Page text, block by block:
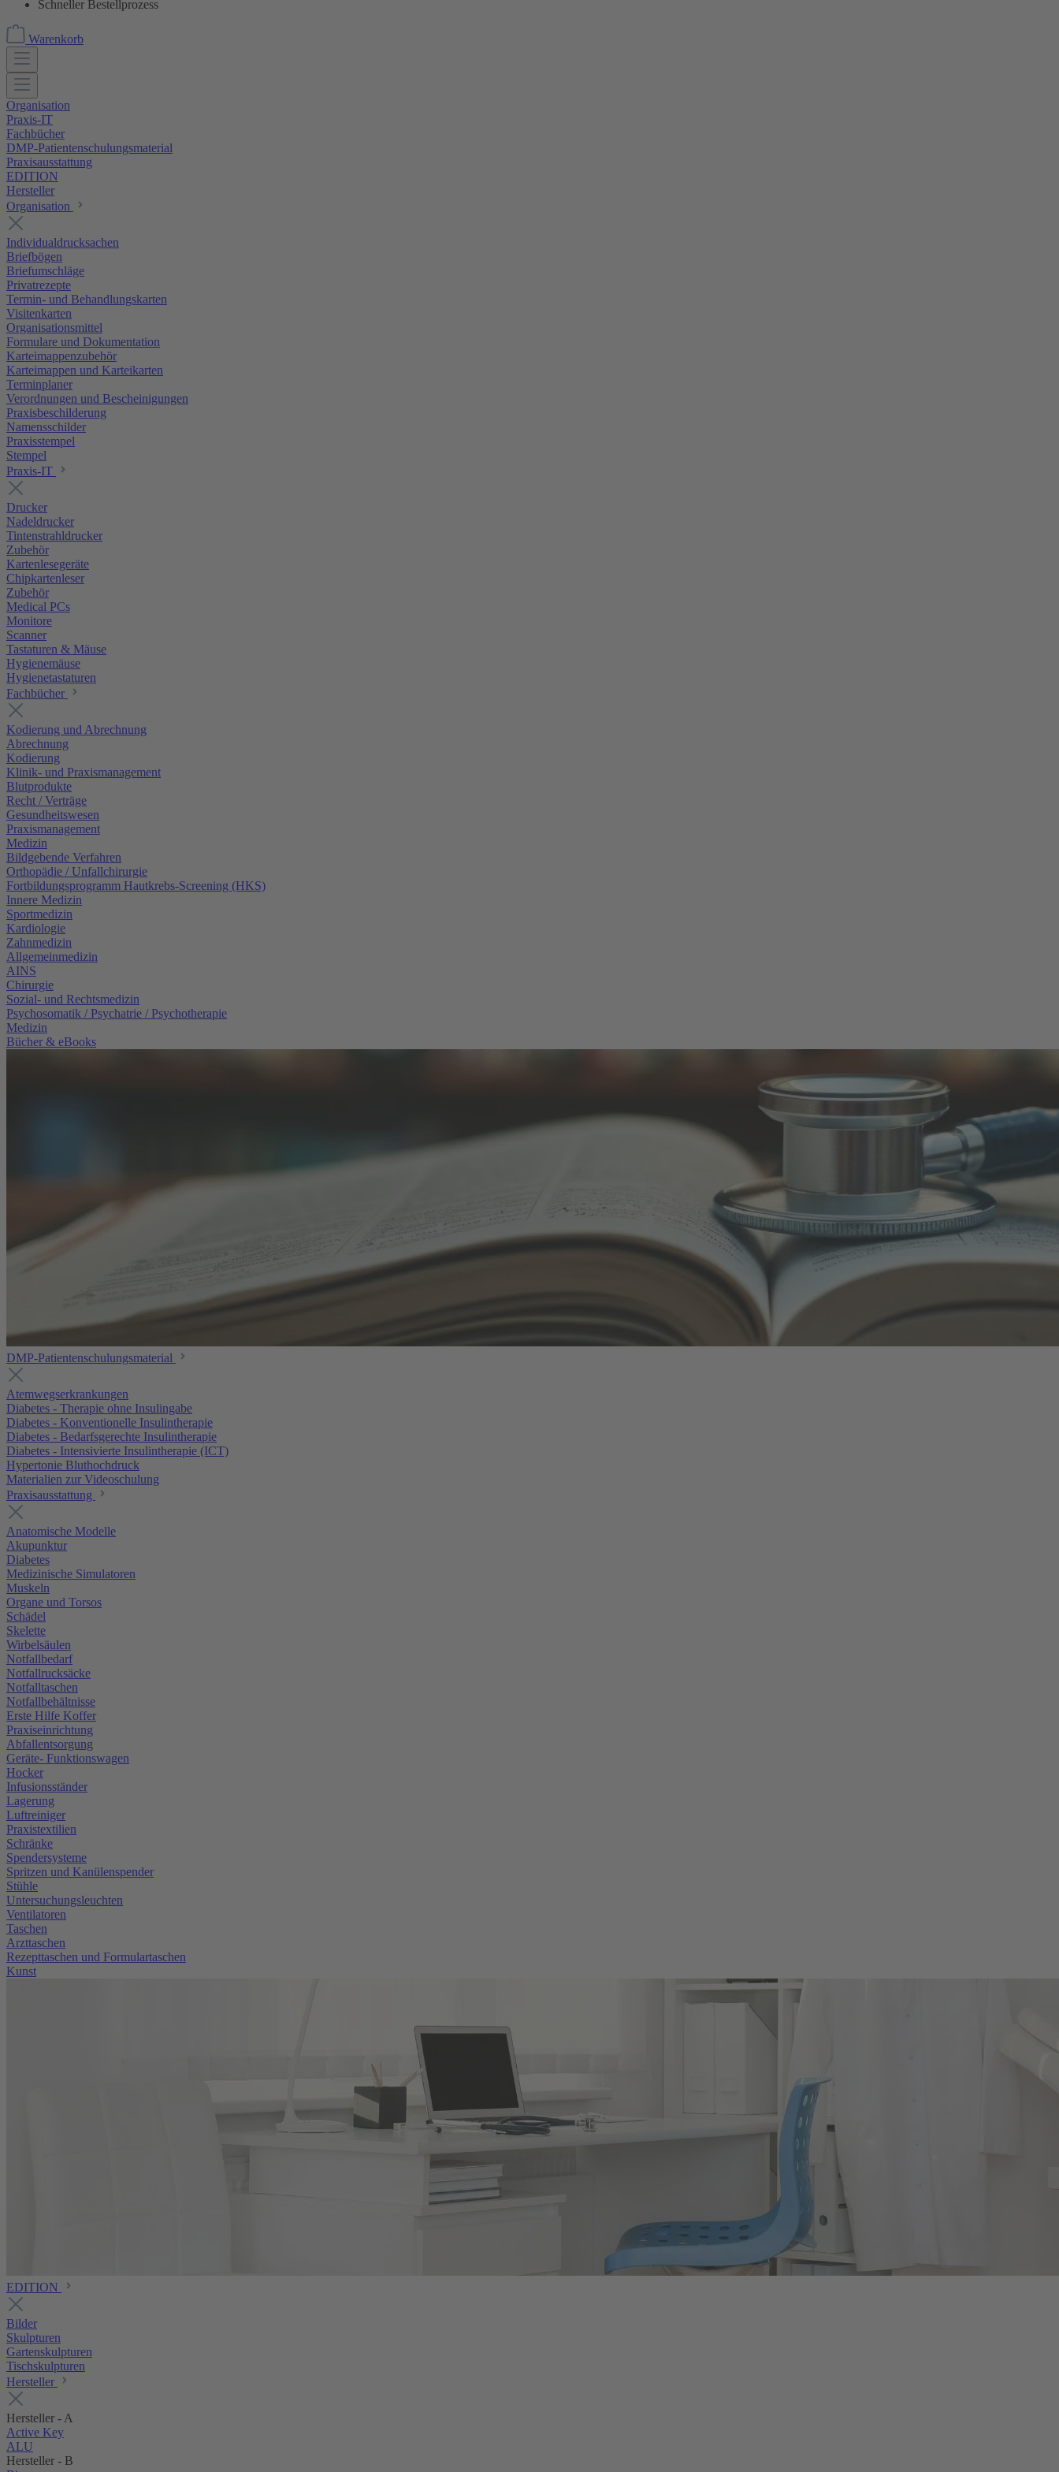
Schneller Bestellprozess
Warenkorb
Organisation
Praxis-IT
Fachbücher
DMP-Patientenschulungsmaterial
Praxisausstattung
EDITION
Hersteller
Organisation
Individualdrucksachen
Briefbögen
Briefumschläge
Privatrezepte
Termin- und Behandlungskarten
Visitenkarten
Organisationsmittel
Formulare und Dokumentation
Karteimappenzubehör
Karteimappen und Karteikarten
Terminplaner
Verordnungen und Bescheinigungen
Praxisbeschilderung
Namensschilder
Praxisstempel
Stempel
Praxis-IT
Drucker
Nadeldrucker
Tintenstrahldrucker
Zubehör
Kartenlesegeräte
Chipkartenleser
Zubehör
Medical PCs
Monitore
Scanner
Tastaturen & Mäuse
Hygienemäuse
Hygienetastaturen
Fachbücher
Kodierung und Abrechnung
Abrechnung
Kodierung
Klinik- und Praxismanagement
Blutprodukte
Recht / Verträge
Gesundheitswesen
Praxismanagement
Medizin
Bildgebende Verfahren
Orthopädie / Unfallchirurgie
Fortbildungsprogramm Hautkrebs-Screening (HKS)
Innere Medizin
Sportmedizin
Kardiologie
Zahnmedizin
Allgemeinmedizin
AINS
Chirurgie
Sozial- und Rechtsmedizin
Psychosomatik / Psychatrie / Psychotherapie
Medizin
Bücher & eBooks
DMP-Patientenschulungsmaterial
Atemwegserkrankungen
Diabetes - Therapie ohne Insulingabe
Diabetes - Konventionelle Insulintherapie
Diabetes - Bedarfsgerechte Insulintherapie
Diabetes - Intensivierte Insulintherapie (ICT)
Hypertonie Bluthochdruck
Materialien zur Videoschulung
Praxisausstattung
Anatomische Modelle
Akupunktur
Diabetes
Medizinische Simulatoren
Muskeln
Organe und Torsos
Schädel
Skelette
Wirbelsäulen
Notfallbedarf
Notfallrucksäcke
Notfalltaschen
Notfallbehältnisse
Erste Hilfe Koffer
Praxiseinrichtung
Abfallentsorgung
Geräte- Funktionswagen
Hocker
Infusionsständer
Lagerung
Luftreiniger
Praxistextilien
Schränke
Spendersysteme
Spritzen und Kanülenspender
Stühle
Untersuchungsleuchten
Ventilatoren
Taschen
Arzttaschen
Rezepttaschen und Formulartaschen
Kunst
EDITION
Bilder
Skulpturen
Gartenskulpturen
Tischskulpturen
Hersteller
Hersteller - A
Active Key
ALU
Hersteller - B